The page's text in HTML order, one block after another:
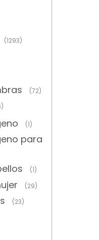
(1293)
(72)
(1)
para
(1)
(29)
(23)